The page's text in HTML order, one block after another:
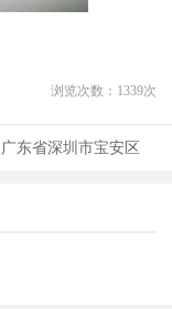
浏览次数： 1339次
广东省深圳市宝安区